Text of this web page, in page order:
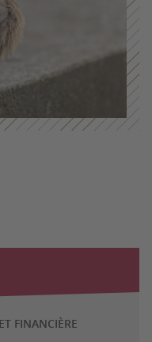
FINANCIÈRE